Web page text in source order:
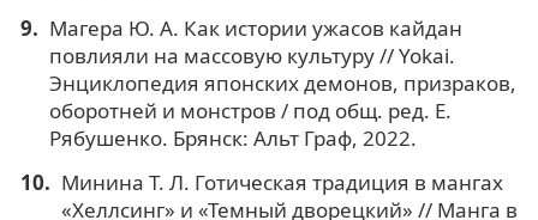
Магера Ю. А. Как истории ужасов кайдан
повлияли на массовую культуру // Yokai.
Энциклопедия японских демонов, призраков,
оборотней и монстров / под общ. ред. Е.
Рябушенко. Брянск: Альт Граф, 2022.
Минина Т. Л. Готическая традиция в мангах
«Хеллсинг» и «Темный дворецкий» // Манга в